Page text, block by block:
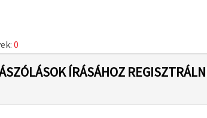
0
ÍRÁSÁHOZ